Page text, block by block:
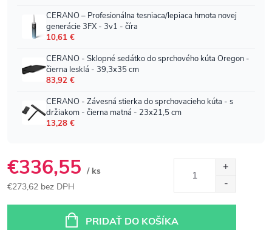
€336,55 / ks
€273,62 bez DPH
PRIDAŤ DO KOŠÍKA